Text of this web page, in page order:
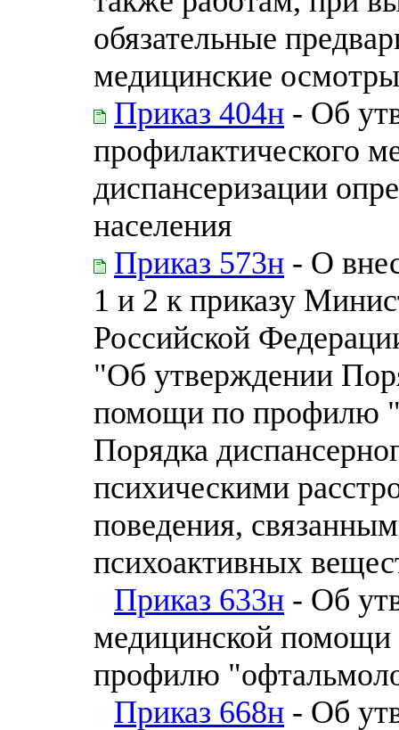
обязательные
медицинские осмотры
Приказ 404н - Об
профилактического
диспансеризации
населения
Приказ 573н - О
1 и 2 к приказу
Российской
"Об утверждении
помощи по профилю
Порядка
психическими
поведения,
психоактивных
Приказ 633н - Об
медицинской помощи
профилю
Приказ 668н - Об